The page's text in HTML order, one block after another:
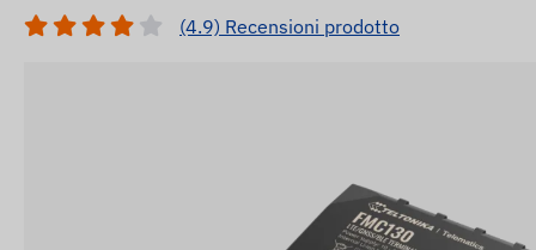
(4.9) Recensioni prodotto